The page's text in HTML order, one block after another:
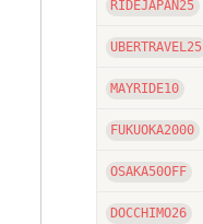
RIDEJAPAN25
UBERTRAVEL25
MAYRIDE10
FUKUOKA2000
OSAKA50OFF
DOCCHIMO26